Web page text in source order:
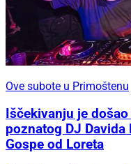
Ove subote u Primoštenu
Iščekivanju je
poznatog DJ
Gospe od Loreta